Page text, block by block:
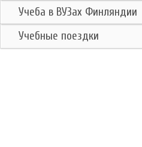
Учеба в ВУЗах Финляндии
Учебные поездки